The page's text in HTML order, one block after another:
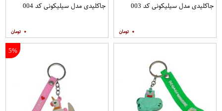
جاکلیدی مدل سیلیکونی کد 003
۰
جاکلیدی مدل سیلیکونی کد 004
۰
5%